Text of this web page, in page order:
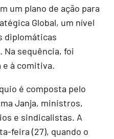
um plano de ação para
Global, um nível
diplomáticas
Na sequência, foi
e à comitiva.
é composta pelo
Janja, ministros,
e sindicalistas. A
feira (27), quando o